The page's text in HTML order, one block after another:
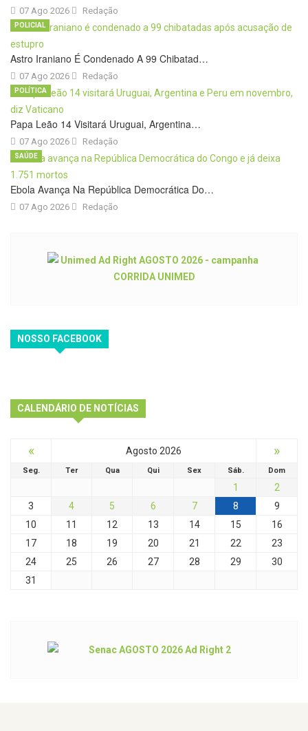
07 Ago 2026 Redação
Astro Iraniano É Condenado A 99 Chibatad…
07 Ago 2026
POLICIAL
Redação
Papa Leão 14 Visitará Uruguai, Argentina…
07 Ago 2026
POLÍTICA
Redação
Ebola Avança Na República Democrática Do…
07 Ago 2026
SAÚDE
Redação
NOSSO FACEBOOK
CALENDÁRIO DE NOTÍCIAS
« Agosto 2026 »
Seg. Ter Qua Qui Sex Sáb. Dom
1
2
3
4 5 6 7 8
9
10
11 12 13 14 15
16
17
18 19 20 21 22
23
24
25 26 27 28 29
30
31